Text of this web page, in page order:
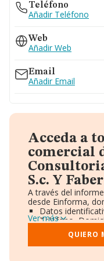
Teléfono
Añadir Teléfono
Web
Añadir Web
Email
Añadir Email
Acceda a
comercial
S.c. Y
A través del
desde Einforma,
Datos
Teléfono,
Informe
Gráficos de
Consejo de
Ver más
QUIERO